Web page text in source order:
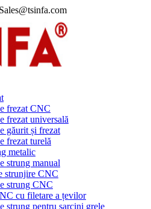
frezat CNC
frezat universală
găurit și frezat
frezat turelă
metalic
strung manual
strunjire CNC
strung CNC
cu filetare a țevilor
strung pentru sarcini grele